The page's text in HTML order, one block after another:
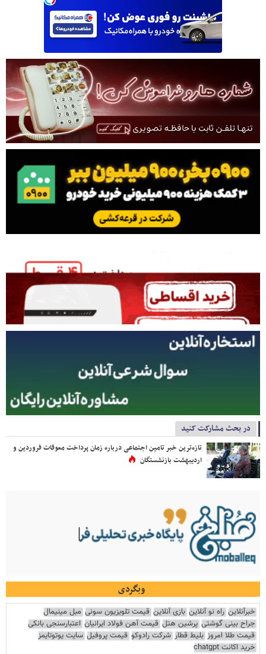
در بحث مشارکت کنید
تازه‌ترین خبر تامین اجتماعی درباره زمان پرداخت معوقات فروردین و
اردیبهشت بازنشستگان
وبگردی
خبرآنلاین راه نو آنلاین بازی آنلاین قیمت تلویزیون سونی مبل مینیمال
جراح بینی گوشتی پرشین هتل قیمت آهن فولاد ایرانیان اعتبارسنجی بانکی
قیمت طلا امروز بلیط قطار شرکت رادوکو قیمت پروفیل سایت یوتوتایمز
خرید اکانت chatgpt